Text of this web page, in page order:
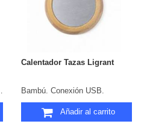
Calentador Tazas Ligrant
Bambú. Conexión USB.
Añadir al carrito